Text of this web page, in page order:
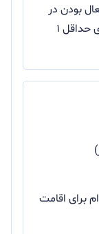
بودن در
کانادا، داشتن دفتر تجاری، به کارگیری حداقل ۱
برای اقامت